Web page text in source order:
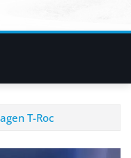
T-Roc